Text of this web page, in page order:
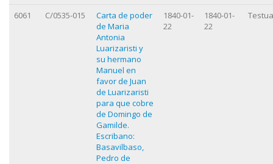
6061 C/0535-015
Carta de poder
de Maria
Antonia
Luarizaristi y
su hermano
Manuel en
favor de Juan
de Luarizaristi
para que cobre
de Domingo de
Gamilde.
Escribano:
Basavilbaso,
Pedro de
1840-01-
22
1840-01-
22